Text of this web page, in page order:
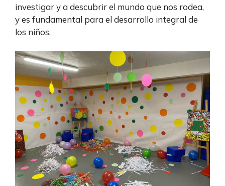
investigar y a descubrir el mundo que nos rodea,
y es fundamental para el desarrollo integral de
los niños.